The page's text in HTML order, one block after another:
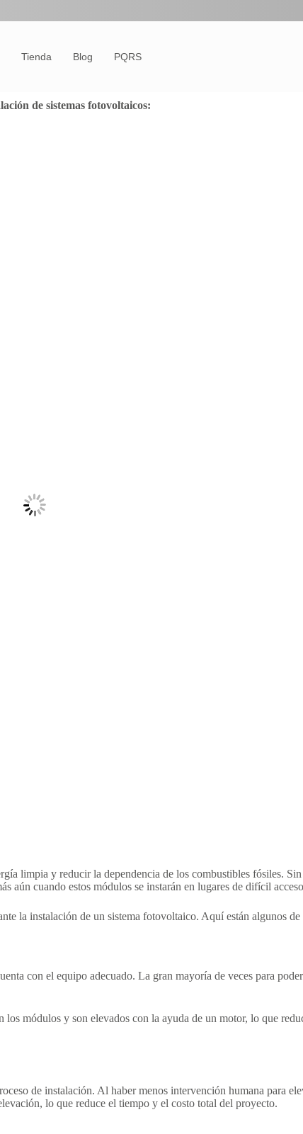
Tienda Blog PQRS
de sistemas fotovoltaicos:
limpia y reducir la dependencia de los combustibles fósiles.
aún cuando estos módulos se instarán en lugares de difícil
la instalación de un sistema fotovoltaico. Aquí están algunos
con el equipo adecuado. La gran mayoría de veces para
los módulos y son elevados con la ayuda de un motor, lo que
de instalación. Al haber menos intervención humana para
lo que reduce el tiempo y el costo total del proyecto.